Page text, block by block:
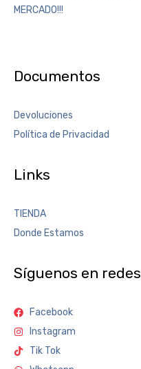
MERCADO!!!
Documentos
Devoluciones
Política de Privacidad
Links
TIENDA
Donde Estamos
Síguenos en redes
Facebook
Instagram
Tik Tok